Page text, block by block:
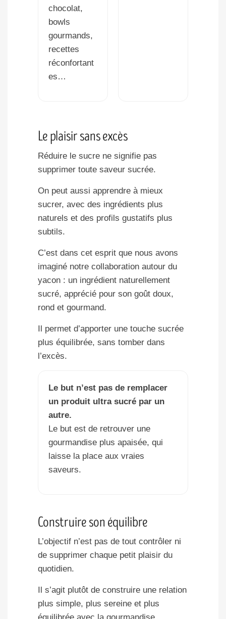
chocolat,
bowls
gourmands,
recettes
réconfortant
es…
Le plaisir sans excès
Réduire le sucre ne signifie pas
supprimer toute saveur sucrée.
On peut aussi apprendre à mieux
sucrer, avec des ingrédients plus
naturels et des profils gustatifs plus
subtils.
C’est dans cet esprit que nous avons
imaginé notre collaboration autour du
yacon : un ingrédient naturellement
sucré, apprécié pour son goût doux,
rond et gourmand.
Il permet d’apporter une touche sucrée
plus équilibrée, sans tomber dans
l’excès.
Le but n’est pas de remplacer
un produit ultra sucré par un
autre.
Le but est de retrouver une
gourmandise plus apaisée, qui
laisse la place aux vraies
saveurs.
Construire son équilibre
L’objectif n’est pas de tout contrôler ni
de supprimer chaque petit plaisir du
quotidien.
Il s’agit plutôt de construire une relation
plus simple, plus sereine et plus